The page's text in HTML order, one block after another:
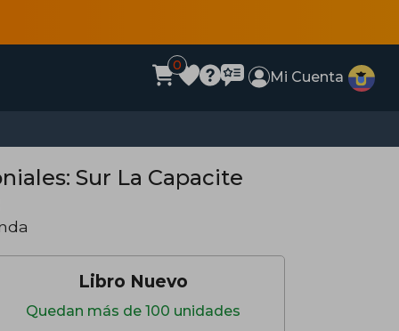
0
Mi Cuenta
Sur La Capacite
Libro Nuevo
Quedan más de 100 unidades